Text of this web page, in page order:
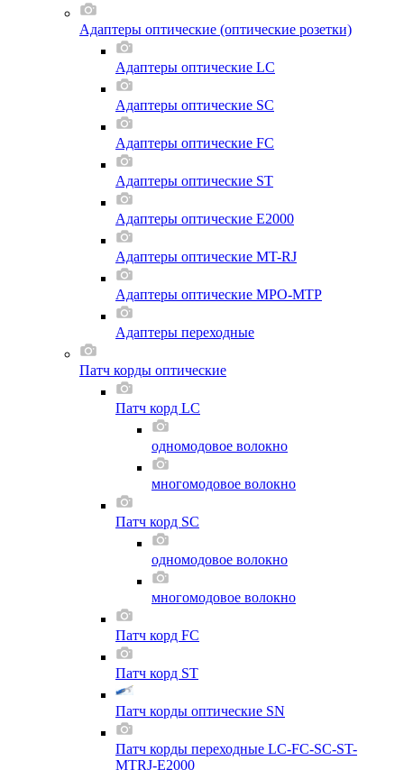
Адаптеры оптические (оптические розетки)
Адаптеры оптические LC
Адаптеры оптические SC
Адаптеры оптические FC
Адаптеры оптические ST
Адаптеры оптические E2000
Адаптеры оптические MT-RJ
Адаптеры оптические MPO-MTP
Адаптеры переходные
Патч корды оптические
Патч корд LC
одномодовое волокно
многомодовое волокно
Патч корд SC
одномодовое волокно
многомодовое волокно
Патч корд FC
Патч корд ST
Патч корды оптические SN
Патч корды переходные LC-FC-SC-ST-
MTRJ-E2000